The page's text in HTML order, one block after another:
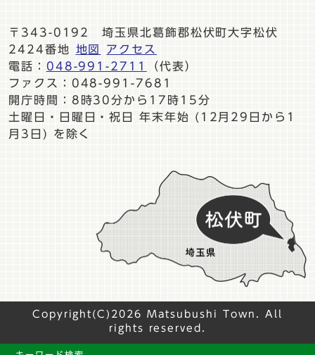
〒343-0192 埼玉県北葛飾郡松伏町大字松伏
2424番地
地図
アクセス
電話： 048-991-2711
（代表）
ファクス：048-991-7681
開庁時間：8時30分から17時15分
土曜日・日曜日・祝日 年末年始 (12月29日から1
月3日) を除く
Copyright(C)2026 Matsubushi Town. All
rights reserved.